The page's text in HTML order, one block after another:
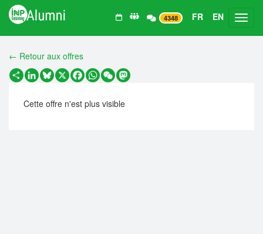
4348 FR EN
← Retour aux offres
PartagerLinkedIn
Bluesky
X Facebook
WhatsApp
WeChatMastodon
Cette offre n'est plus visible